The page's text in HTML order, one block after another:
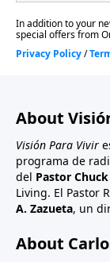
About
Visión Para Vivir
programa de
del Pastor
Living. El Pastor
A. Zazueta, un
About